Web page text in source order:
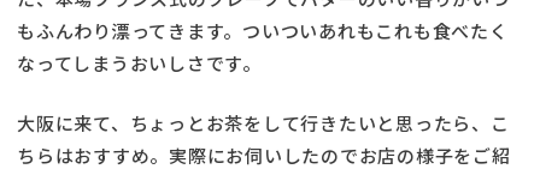
もふんわり漂ってきます。ついついあれもこれも食べたく
なってしまうおいしさです。
大阪に来て、ちょっとお茶をして行きたいと思ったら、こ
ちらはおすすめ。実際にお伺いしたのでお店の様子をご紹